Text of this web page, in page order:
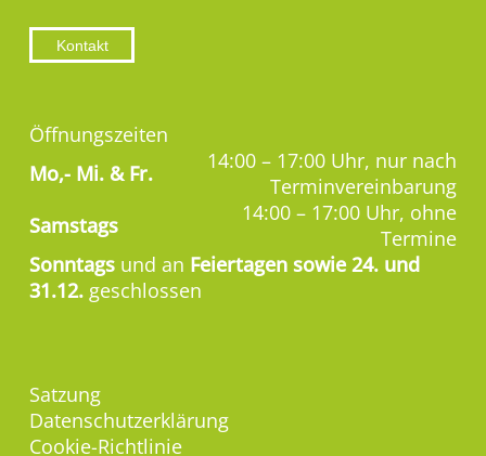
Kontakt
Öffnungszeiten
Mo,- Mi. & Fr.
14:00 – 17:00 Uhr, nur nach
Terminvereinbarung
Samstags
14:00 – 17:00 Uhr, ohne
Termine
Sonntags und an Feiertagen sowie 24. und
31.12. geschlossen
Satzung
Datenschutzerklärung
Cookie-Richtlinie